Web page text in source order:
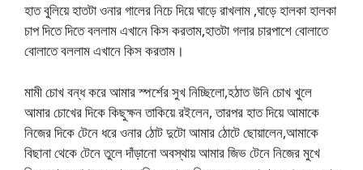
হাত বুলিয়ে হাতটা ওনার গালের নিচে দিয়ে ঘাড়ে রাখলাম ,ঘাড়ে হালকা হালকা
চাপ দিতে দিতে বললাম এখানে কিস করতাম,হাতটা গলার চারপাশে বোলাতে
বোলাতে বললাম এখানে কিস করতাম।
মামী চোখ বন্ধ করে আমার স্পর্শের সুখ নিচ্ছিলো,হঠাত উনি চোখ খুলে
আমার চোখের দিকে কিছুক্ষন তাকিয়ে রইলেন, তারপর হাত দিয়ে আমাকে
নিজের দিকে টেনে ধরে ওনার ঠোট দুটো আমার ঠোটে ছোয়ালেন,আমাকে
বিছানা থেকে টেনে তুলে দাঁড়ানো অবস্থায় আমার জিভ টেনে নিজের মুখে